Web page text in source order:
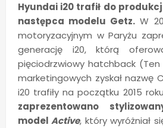
Hyundai i20 trafił do
następca modelu Getz. W
motoryzacyjnym w Paryżu
generację i20, którą
pięciodrzwiowy hatchback
marketingowych zyskał nazwę
i20 trafiły na początku 2015
zaprezentowano
modelActive, który wyróżniał